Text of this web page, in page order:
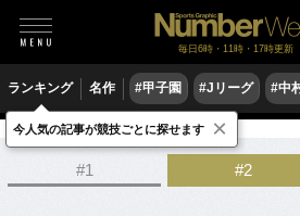
毎日6時・11時・17時更新
ランキング 名作 #甲子園 #Jリーグ #中
競馬
#1 #2
今人気の記事が競技ごとに探せます ×